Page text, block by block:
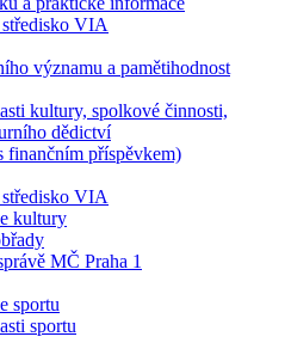
středisko VIA
významu a pamětihodnost
kultury, spolkové činnosti,
dědictví
finančním příspěvkem)
středisko VIA
kultury
MČ Praha 1
sportu
sportu